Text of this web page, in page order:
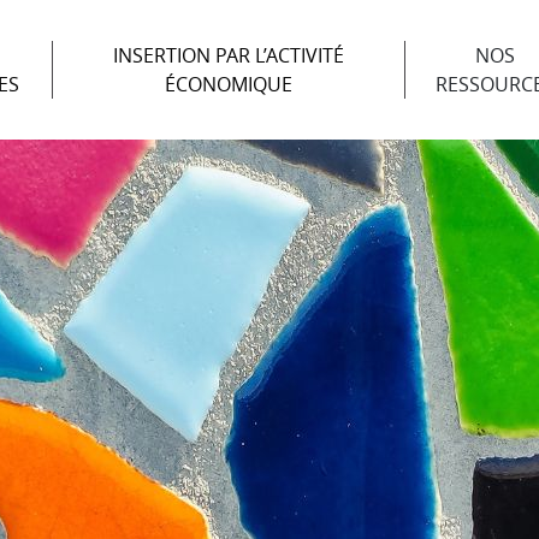
INSERTION PAR L’ACTIVITÉ
ÉCONOMIQUE
NOS